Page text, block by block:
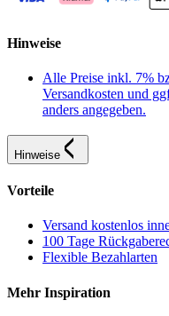
Hinweise
Alle Preise inkl. 7%
Versandkosten und
anders angegeben.
Hinweise
Vorteile
Versand kostenlos
100 Tage
Flexible Bezahlarten
Mehr Inspiration